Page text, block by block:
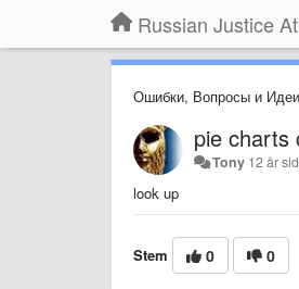
Russian Justice
Ошибки, Вопросы и
pie charts
Tony 12 år
look up
Stem 0 0